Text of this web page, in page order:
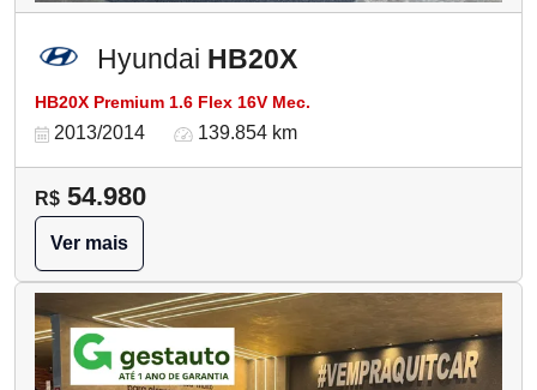
Hyundai HB20X
HB20X Premium 1.6 Flex 16V Mec.
2013/2014 139.854 km
R$ 54.980
Ver mais